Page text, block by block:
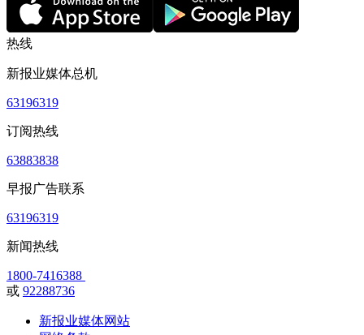
热线
新报业媒体总机
63196319
订阅热线
63883838
早报广告联系
63196319
新闻热线
1800-7416388
或 92288736
新报业媒体网站